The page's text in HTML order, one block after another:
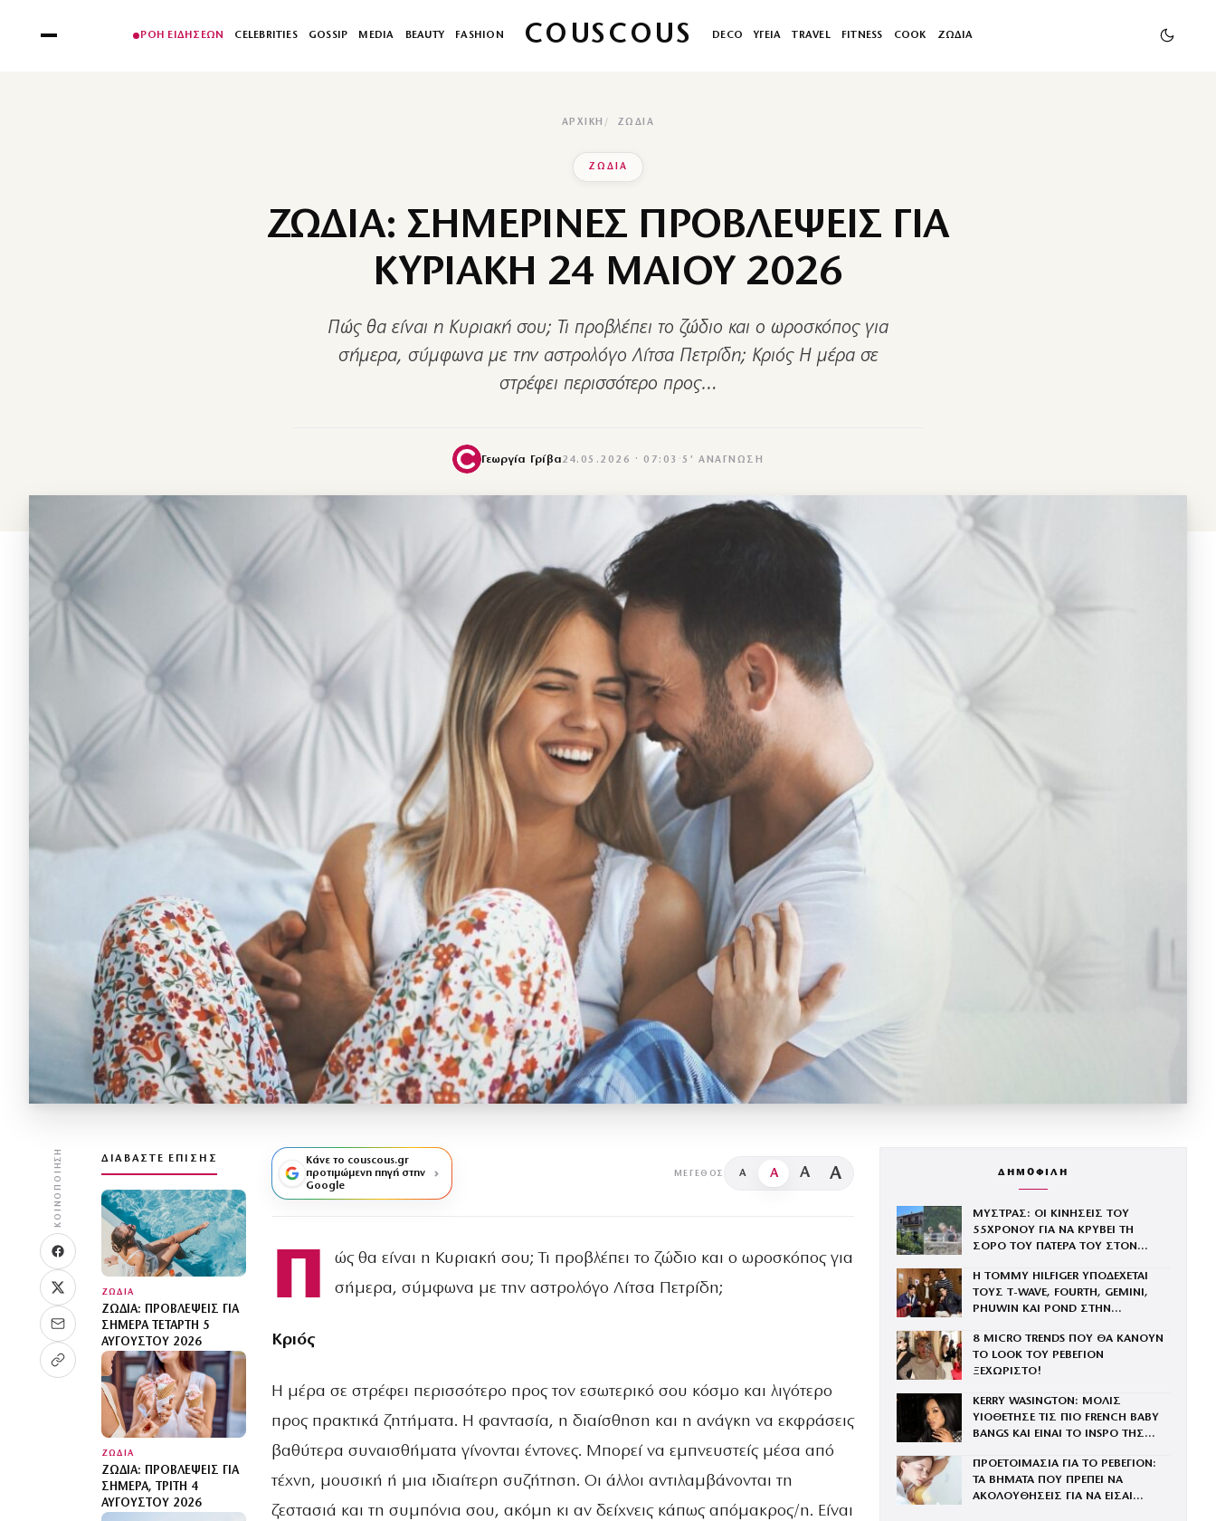
ΡΟΗ ΕΙΔΗΣΕΩΝ CELEBRITIES GOSSIP MEDIA BEAUTY FASHION COUSCOUS DECO ΥΓΕΙΑ TRAVEL FITNESS COOK ΖΩΔΙΑ
ΑΡΧΙΚΉ ΖΩΔΙΑ
ΖΩΔΙΑ
ΖΩΔΙΑ: ΣΗΜΕΡΙΝΕΣ ΠΡΟΒΛΕΨΕΙΣ ΓΙΑ
ΚΥΡΙΑΚΗ 24 ΜΑΙΟΥ 2026
Πώς θα είναι η Κυριακή σου; Τι προβλέπει το ζώδιο και ο ωροσκόπος για
σήμερα, σύμφωνα με την αστρολόγο Λίτσα Πετρίδη; Κριός Η μέρα σε
στρέφει περισσότερο προς…
Γεωργία Γρίβα24.05.2026 · 07:03 ·5′ ΑΝΆΓΝΩΣΗ
ΚΟΙΝΟΠΟΊΗΣΗ ΔΙΑΒΆΣΤΕ ΕΠΊΣΗΣ
ΖΩΔΙΑ
ΖΏΔΙΑ: ΠΡΟΒΛΈΨΕΙΣ ΓΙΑ
ΣΉΜΕΡΑ ΤΕΤΆΡΤΗ 5
ΑΥΓΟΎΣΤΟΥ 2026
ΖΩΔΙΑ
ΖΏΔΙΑ: ΠΡΟΒΛΈΨΕΙΣ ΓΙΑ
ΣΉΜΕΡΑ, ΤΡΊΤΗ 4
ΑΥΓΟΎΣΤΟΥ 2026
Κάνε το couscous.gr
προτιμώμενη πηγή στην
Google
ΜΈΓΕΘΟΣ A A A A
Π
ώς θα είναι η Κυριακή σου; Τι προβλέπει το ζώδιο και ο ωροσκόπος για
σήμερα, σύμφωνα με την αστρολόγο Λίτσα Πετρίδη;
Κριός
Η μέρα σε στρέφει περισσότερο προς τον εσωτερικό σου κόσμο και λιγότερο
προς πρακτικά ζητήματα. Η φαντασία, η διαίσθηση και η ανάγκη να εκφράσεις
βαθύτερα συναισθήματα γίνονται έντονες. Μπορεί να εμπνευστείς μέσα από
τέχνη, μουσική ή μια ιδιαίτερη συζήτηση. Οι άλλοι αντιλαμβάνονται τη
ζεστασιά και τη συμπόνια σου, ακόμη κι αν δείχνεις κάπως απόμακρος/η. Είναι
ΔΗΜΟΦΙΛΗ
ΜΥΣΤΡΑΣ: ΟΙ ΚΙΝΗΣΕΙΣ ΤΟΥ
55ΧΡΟΝΟΥ ΓΙΑ ΝΑ ΚΡΥΒΕΙ ΤΗ
ΣΟΡΟ ΤΟΥ ΠΑΤΕΡΑ ΤΟΥ ΣΤΟΝ
ΑΛΥΣΙΔΕΣ ΠΑΝΤΟΥ
Η TOMMY HILFIGER ΥΠΟΔΕΧΕΤΑΙ
ΤΟΥΣ Τ-WAVE, FOURTH, GEMINI,
PHUWIN ΚΑΙ POND ΣΤΗΝ
8 MICRO TRENDS ΠΟΥ ΘΑ ΚΑΝΟΥΝ
ΤΟ LOOK ΤΟΥ ΡΕΒΕΓΙΟΝ
ΞΕΧΩΡΙΣΤΟ!
KERRY WASINGTON: ΜΟΛΙΣ
ΥΙΟΘΕΤΗΣΕ ΤΙΣ ΠΙΟ FRENCH BABY
BANGS ΚΑΙ ΕΙΝΑΙ ΤΟ INSPO ΤΗΣ
ΠΡΟΕΤΟΙΜΑΣΙΑ ΓΙΑ ΤΟ ΡΕΒΕΓΙΟΝ:
ΤΑ ΒΗΜΑΤΑ ΠΟΥ ΠΡΕΠΕΙ ΝΑ
ΑΚΟΛΟΥΘΗΣΕΙΣ ΓΙΑ ΝΑ ΕΙΣΑΙ